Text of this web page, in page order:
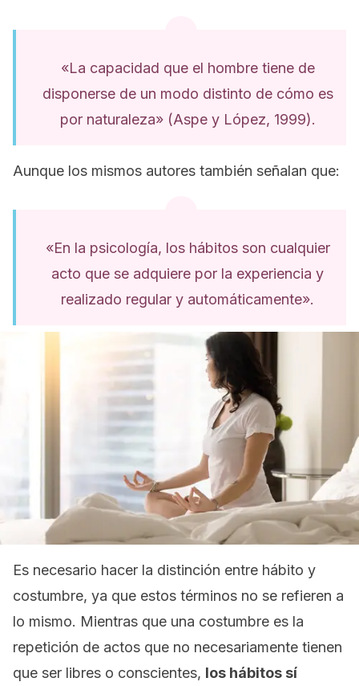
«La capacidad que el hombre tiene de
disponerse de un modo distinto de cómo es
por naturaleza» (Aspe y López, 1999).
Aunque los mismos autores también señalan que:
«En la psicología, los hábitos son cualquier
acto que se adquiere por la experiencia y
realizado regular y automáticamente».
Es necesario hacer la distinción entre hábito y
costumbre, ya que estos términos no se refieren a
lo mismo. Mientras que una costumbre es la
repetición de actos que no necesariamente tienen
que ser libres o conscientes, los hábitos sí